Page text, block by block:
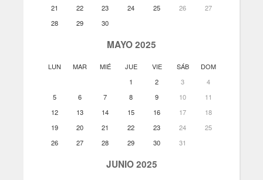
21
22 23 24 25 26
27
28
29 30
MAYO 2025
LUN MAR MIÉ JUE VIE SÁB
DOM
1
2 3
4
5
6 7 8 9 10
11
12
13 14 15 16 17
18
19
20 21 22 23 24
25
26
27 28 29 30 31
JUNIO 2025